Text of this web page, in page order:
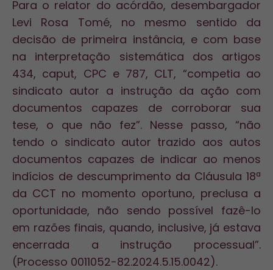
Para o relator do acórdão, desembargador
Levi Rosa Tomé, no mesmo sentido da
decisão de primeira instância, e com base
na interpretação sistemática dos artigos
434, caput, CPC e 787, CLT, “competia ao
sindicato autor a instrução da ação com
documentos capazes de corroborar sua
tese, o que não fez”. Nesse passo, “não
tendo o sindicato autor trazido aos autos
documentos capazes de indicar ao menos
indícios de descumprimento da Cláusula 18ª
da CCT no momento oportuno, preclusa a
oportunidade, não sendo possível fazê-lo
em razões finais, quando, inclusive, já estava
encerrada a instrução processual”.
(Processo 0011052-82.2024.5.15.0042).